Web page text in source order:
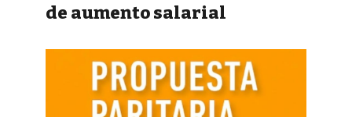
de aumento salarial